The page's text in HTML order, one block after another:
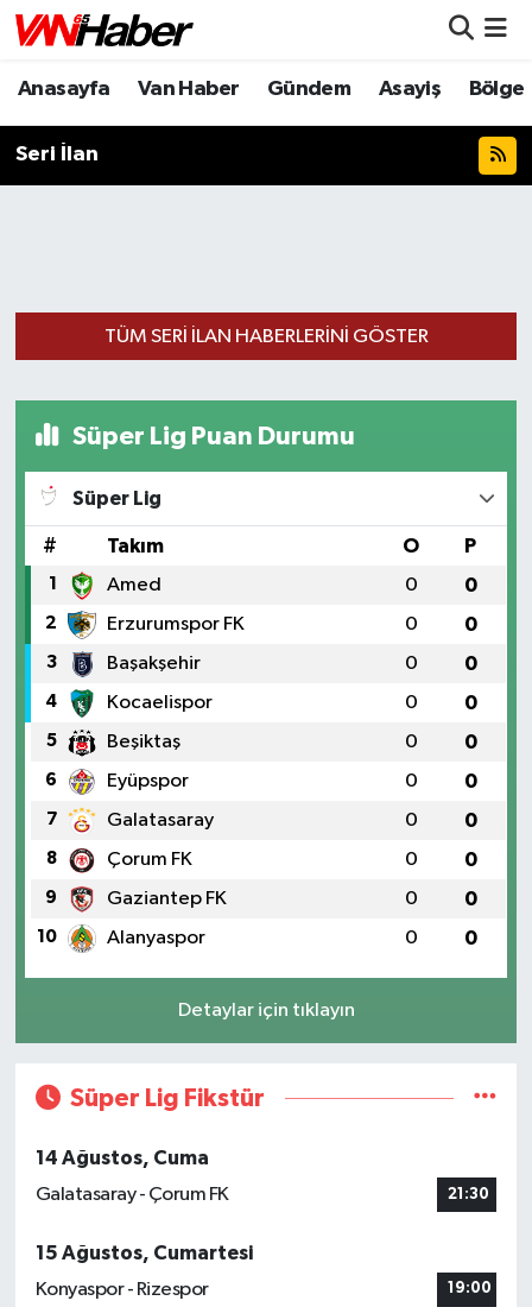
Anasayfa Van Haber Gündem Asayiş Bölge
Seri İlan
TÜM SERI İLAN HABERLERINI GÖSTER
Süper Lig Puan Durumu
Süper Lig
# Takım O P
1 Amed 0 0
2 Erzurumspor FK 0 0
3 Başakşehir 0 0
4 Kocaelispor 0 0
5 Beşiktaş 0 0
6 Eyüpspor 0 0
7 Galatasaray 0 0
8 Çorum FK 0 0
9 Gaziantep FK 0 0
10 Alanyaspor 0 0
Detaylar için tıklayın
Süper Lig Fikstür
14 Ağustos, Cuma
Galatasaray - Çorum FK
21:30
15 Ağustos, Cumartesi
Konyaspor - Rizespor
19:00
Nöbetçi Eczaneler
Hava Durumu
Tüm Manşetler
Haber Arşivi